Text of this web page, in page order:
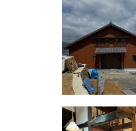
tomohouseinc
4月 25